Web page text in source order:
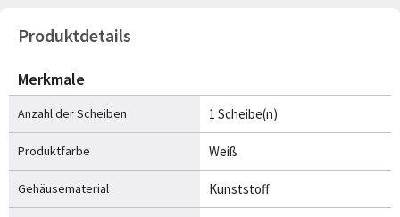
Produktdetails
Merkmale
Anzahl der Scheiben 1 Scheibe(n)
Produktfarbe Weiß
Gehäusematerial Kunststoff